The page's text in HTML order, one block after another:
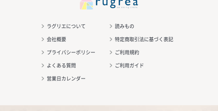
ラグリエについて
読みもの
会社概要
特定商取引法に基づく表記
プライバシーポリシー
ご利用規約
よくある質問
ご利用ガイド
営業日カレンダー